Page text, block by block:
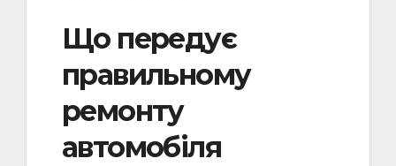
Що передує
правильному
ремонту
автомобіля